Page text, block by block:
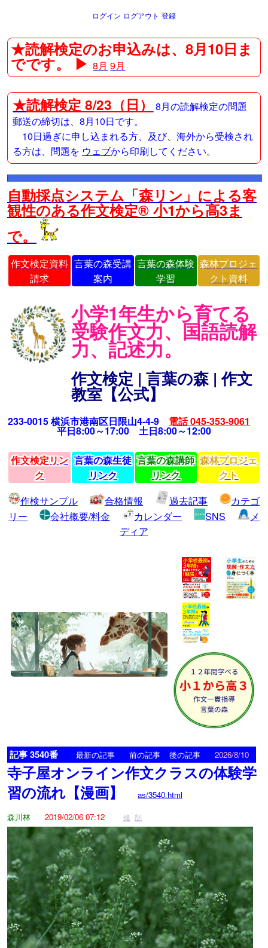
ログイン ログアウト 登録
★読解検定のお申込みは、8月10日ま
でです。 ▶8月 9月
★読解検定 8/23（日）
8月の読解検定の問題
郵送の締切は、8月10日です。
10日過ぎに申し込まれる方、及び、海外から受検され
る方は、問題を ウェブから印刷してください。
自動採点システム「森リン」による客
観性のある作文検定® 小1から高3ま
で。
作文検定資料
請求
言葉の森受講
案内
言葉の森体験
学習
森林プロジェ
クト資料
小学1年生から育てる
受験作文力、国語読解
力、記述力。
作文検定 | 言葉の森 | 作文
教室【公式】
233-0015 横浜市港南区日限山4-4-9 電話 045-353-9061
平日8:00～17:00 土日8:00～12:00
作文検定リン
ク
言葉の森生徒
リンク
言葉の森講師
リンク
森林プロジェ
クト
作検サンプル
合格情報 過去記事
カテゴ
リー
会社概要/料金 カレンダー SNS
メ
ディア
記事 3540番 最新の記事 前の記事 後の記事 2026/8/10
寺子屋オンライン作文クラスの体験学
習の流れ【漫画】
as/3540.html
森川林
2019/02/06 07:12 修 削